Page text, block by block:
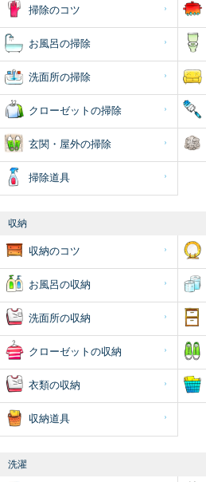
掃除のコツ
お風呂の掃除
洗面所の掃除
クローゼットの掃除
玄関・屋外の掃除
掃除道具
収納
収納のコツ
お風呂の収納
洗面所の収納
クローゼットの収納
衣類の収納
収納道具
洗濯